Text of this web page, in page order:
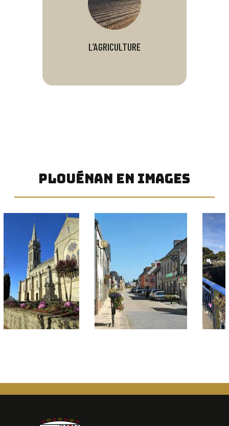
L’AGRICULTURE
PLOUÉNAN EN IMAGES